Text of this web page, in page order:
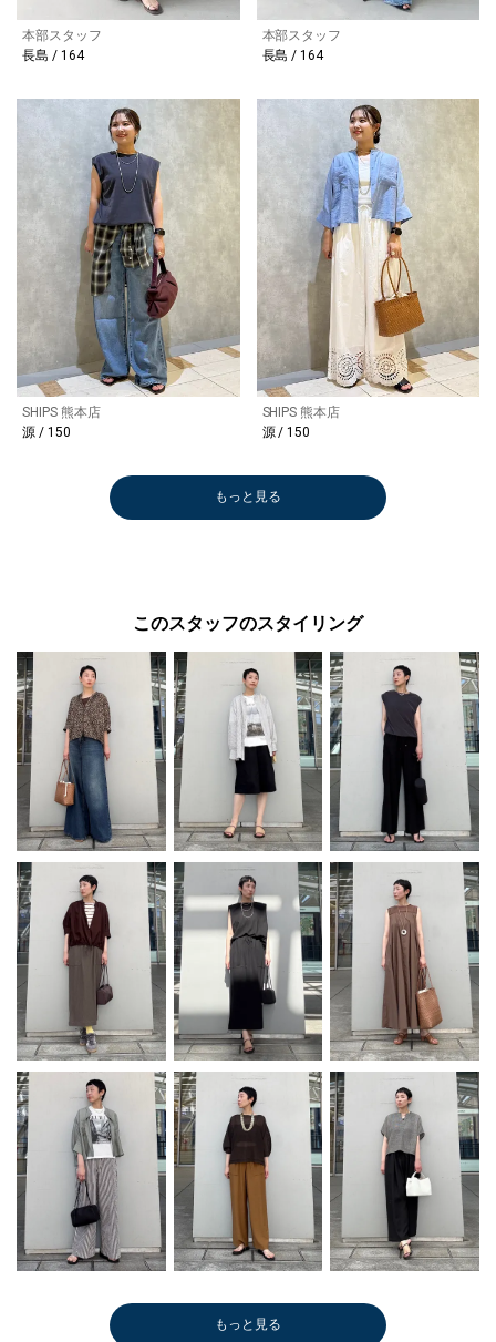
本部スタッフ
長島 / 164
本部スタッフ
長島 / 164
SHIPS 熊本店
源 / 150
SHIPS 熊本店
源 / 150
もっと見る
このスタッフのスタイリング
もっと見る